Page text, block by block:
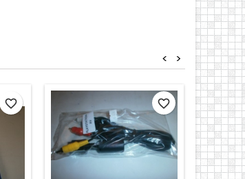
>
<
favorite_border favorite_border